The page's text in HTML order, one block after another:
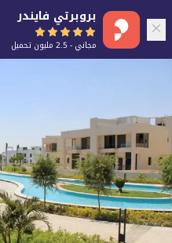
بروبرتي فايندر
مجاني - 2.5 مليون تحميل